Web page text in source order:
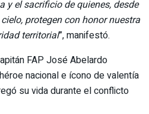
y el sacrificio de quienes, desde
protegen con honor nuestra
territorial”, manifestó.
FAP José Abelardo
nacional e ícono de valentía
su vida durante el conflicto